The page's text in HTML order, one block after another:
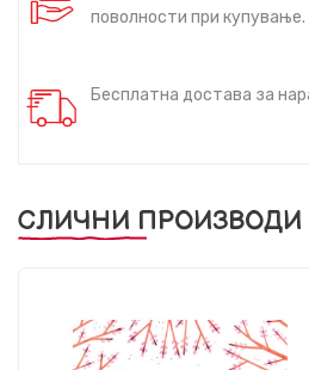
поволности при купување.
Бесплатна достава за
СЛИЧНИ ПРОИЗВОДИ